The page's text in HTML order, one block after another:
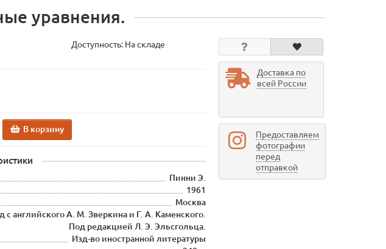
уравнения.
Доступность: На складе
В корзину
Пинни Э.
1961
Москва
с английского А. М. Зверкина и Г. А. Каменского.
Под редакцией Л. Э. Эльсгольца.
Изд-во иностранной литературы
Доставка по
всей России
Предоставляем
фотографии
перед
отправкой